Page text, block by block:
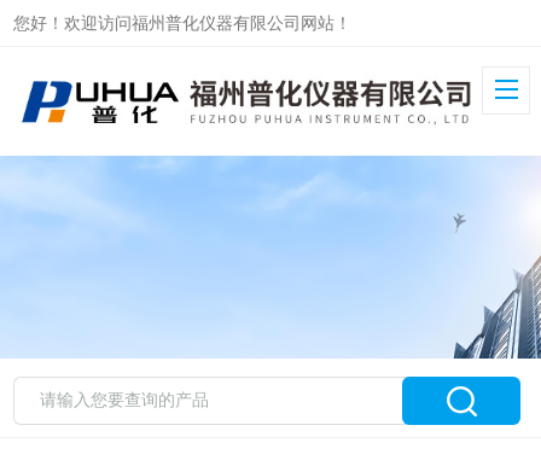
您好！欢迎访问福州普化仪器有限公司网站！